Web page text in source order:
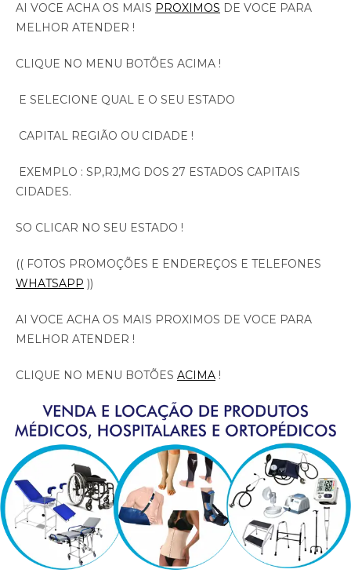
AI VOCE ACHA OS MAIS PROXIMOS DE VOCE PARA
MELHOR ATENDER !
CLIQUE NO MENU BOTÕES ACIMA !
E SELECIONE QUAL E O SEU ESTADO
CAPITAL REGIÃO OU CIDADE !
EXEMPLO : SP,RJ,MG DOS 27 ESTADOS CAPITAIS
CIDADES.
SO CLICAR NO SEU ESTADO !
(( FOTOS PROMOÇÕES E ENDEREÇOS E TELEFONES
WHATSAPP ))
AI VOCE ACHA OS MAIS PROXIMOS DE VOCE PARA
MELHOR ATENDER !
CLIQUE NO MENU BOTÕES ACIMA !